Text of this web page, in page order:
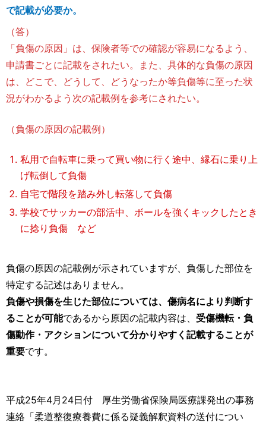
で記載が必要か。
（答）
「負傷の原因」は、保険者等での確認が容易になるよう、
申請書ごとに記載をされたい。また、具体的な負傷の原因
は、どこで、どうして、どうなったか等負傷等に至った状
況がわかるよう次の記載例を参考にされたい。
（負傷の原因の記載例）
私用で自転車に乗って買い物に行く途中、縁石に乗り上
げ転倒して負傷
自宅で階段を踏み外し転落して負傷
学校でサッカーの部活中、ボールを強くキックしたとき
に捻り負傷 など
負傷の原因の記載例が示されていますが、負傷した部位を
特定する記述はありません。
負傷や損傷を生じた部位については、傷病名により判断す
ることが可能であるから原因の記載内容は、 受傷機転・負
傷動作・アクションについて分かりやすく記載することが
重要です。
平成25年4月24日付 厚生労働省保険局医療課発出の事務
連絡「柔道整復療養費に係る疑義解釈資料の送付につい